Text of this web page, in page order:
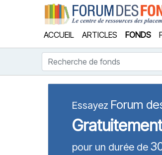
ACCUEIL ARTICLES FONDS
Recherche de fonds
Essayez Forum
Gratuitement
pour un durée de